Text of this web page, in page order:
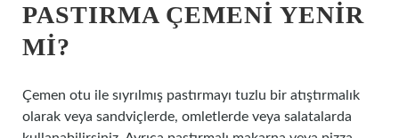
PASTIRMA ÇEMENI YENIR
MI?
Çemen otu ile sıyrılmış pastırmayı tuzlu bir atıştırmalık
olarak veya sandviçlerde, omletlerde veya salatalarda